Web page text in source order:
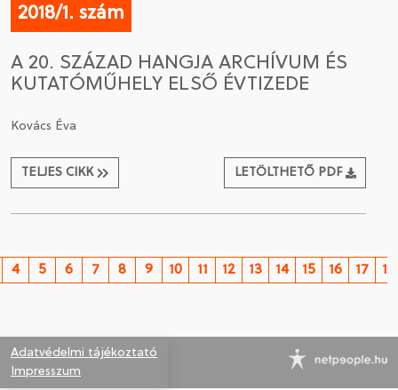
2018/1. szám
A 20. SZÁZAD HANGJA ARCHÍVUM ÉS
KUTATÓMŰHELY ELSŐ ÉVTIZEDE
Kovács Éva
TELJES CIKK LETÖLTHETŐ PDF
4 5 6 7 8 9 10 11 12 13 14 15 16 17 18
Adatvédelmi tájékoztató
Impresszum